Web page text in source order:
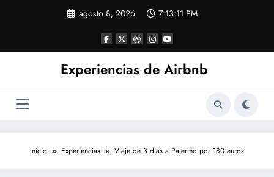
agosto 8, 2026 7:13:11 PM
Experiencias de Airbnb
Inicio Experiencias Viaje de 3 dias a Palermo por 180 euros